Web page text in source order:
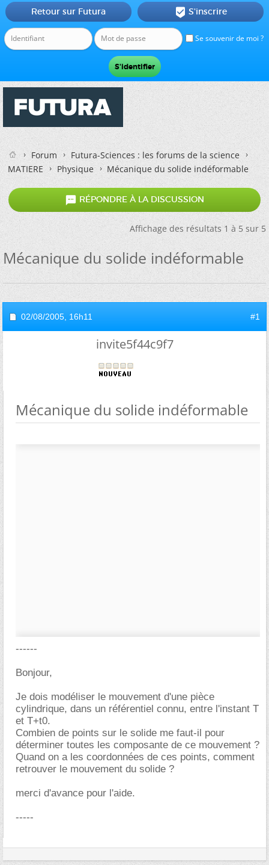
Se souvenir de moi ?
Retour sur Futura  S'inscrire
Forum
Futura-Sciences : les forums de la science
MATIERE
Physique Mécanique du solide indéformable
 RÉPONDRE À LA DISCUSSION
Affichage des résultats 1 à 5 sur 5
Mécanique du solide indéformable
02/08/2005, 16h11 #1
invite5f44c9f7
Mécanique du solide indéformable
------
Bonjour,
Je dois modéliser le mouvement d'une pièce
cylindrique, dans un référentiel connu, entre l'instant T
et T+t0.
Combien de points sur le solide me faut-il pour
déterminer toutes les composante de ce mouvement ?
Quand on a les coordonnées de ces points, comment
retrouver le mouvement du solide ?
merci d'avance pour l'aide.
-----